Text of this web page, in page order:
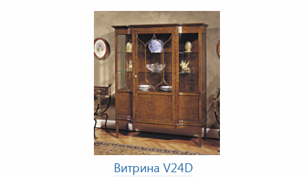
Витрина V24D